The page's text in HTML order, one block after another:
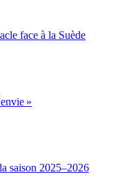
face à la Suède
»
saison 2025–2026